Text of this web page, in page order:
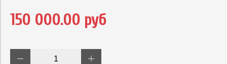
150 000.00 руб